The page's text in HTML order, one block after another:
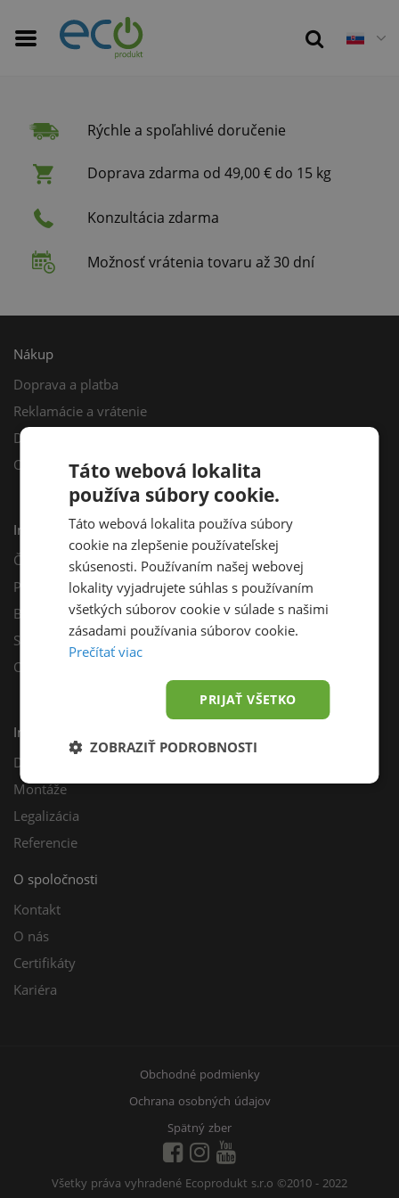
Rýchle a spoľahlivé doručenie
Doprava zdarma od 49,00 € do 15 kg
Konzultácia zdarma
Možnosť vrátenia tovaru až 30 dní
Nákup
Doprava a platba
Reklamácie a vrátenie
Darčekový poukaz
Odberné miesta
Informácie
Často kladené otázky
Poradňa
Blog
Sprievodca výberom fotovoltiky
Odporúčací program
Inštalácie
Dotácie
Montáže
Legalizácia
Referencie
O spoločnosti
Kontakt
O nás
Certifikáty
Kariéra
Obchodné podmienky
Ochrana osobných údajov
Spätný zber
Všetky práva vyhradené Ecoprodukt s.r.o ©2010 - 2022
Táto webová lokalita
používa súbory cookie.
Táto webová lokalita používa súbory
cookie na zlepšenie používateľskej
skúsenosti. Používaním našej webovej
lokality vyjadrujete súhlas s používaním
všetkých súborov cookie v súlade s našimi
zásadami používania súborov cookie.
Prečítať viac
PRIJAŤ VŠETKO
ZOBRAZIŤ PODROBNOSTI